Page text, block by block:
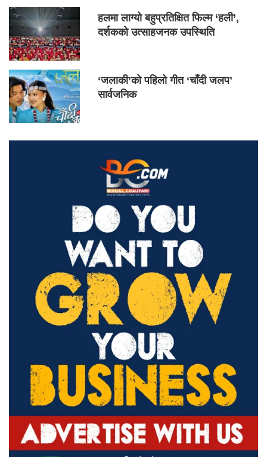
हलमा लाग्यो बहुप्रतिक्षित फिल्म ‘हली’,
दर्शकको उत्साहजनक उपस्थिति
‘जलाकी’को पहिलो गीत ‘चाँदी जलप’
सार्वजनिक